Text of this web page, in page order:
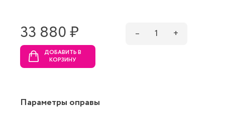
33 880 ₷ – 1 +
ДОБАВИТЬ В
КОРЗИНУ
Параметры оправы